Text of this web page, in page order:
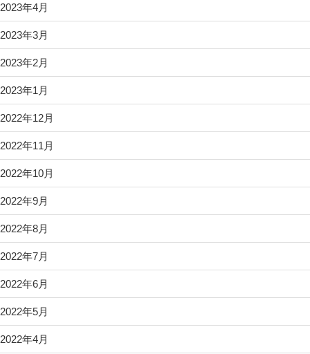
2023年4月
2023年3月
2023年2月
2023年1月
2022年12月
2022年11月
2022年10月
2022年9月
2022年8月
2022年7月
2022年6月
2022年5月
2022年4月